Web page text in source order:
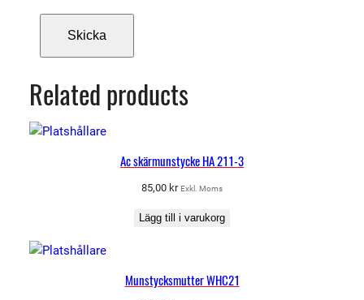
Related products
Ac skärmunstycke HA 211-3
85,00 kr Exkl. Moms
Lägg till i varukorg
Munstycksmutter WHC21